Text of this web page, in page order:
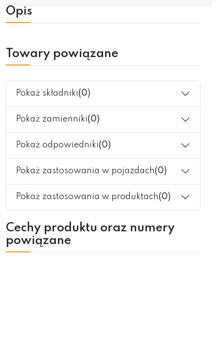
Opis
Towary powiązane
Pokaż składniki(0)
Pokaż zamienniki(0)
Pokaż odpowiedniki(0)
Pokaż zastosowania w pojazdach(0)
Pokaż zastosowania w produktach(0)
Cechy produktu oraz numery
powiązane